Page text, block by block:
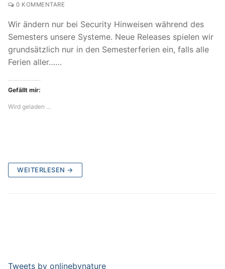
0 KOMMENTARE
Wir ändern nur bei Security Hinweisen während des
Semesters unsere Systeme. Neue Releases spielen wir
grundsätzlich nur in den Semesterferien ein, falls alle
Ferien aller……
Gefällt mir:
Wird geladen …
WEITERLESEN →
Tweets by onlinebynature